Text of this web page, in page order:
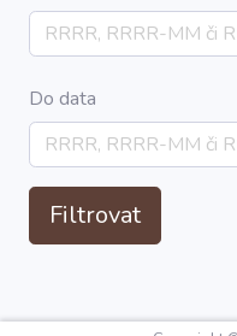
Do data
Filtrovat